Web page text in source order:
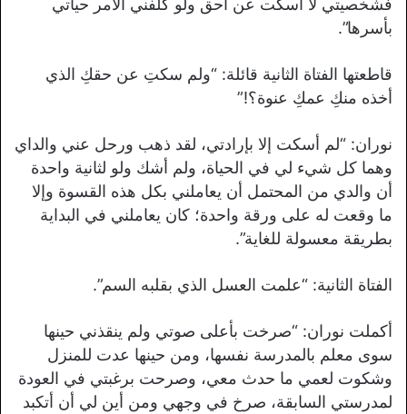
بأسرها”.
قاطعتها الفتاة الثانية قائلة: “ولم سكتِ عن حقكِ الذي
أخذه منكِ عمكِ عنوة؟!”
نوران: “لم أسكت إلا بإرادتي، لقد ذهب ورحل عني والداي
وهما كل شيء لي في الحياة، ولم أشك ولو لثانية واحدة
أن والدي من المحتمل أن يعاملني بكل هذه القسوة وإلا
ما وقعت له على ورقة واحدة؛ كان يعاملني في البداية
بطريقة معسولة للغاية”.
الفتاة الثانية: “علمت العسل الذي بقلبه السم”.
أكملت نوران: “صرخت بأعلى صوتي ولم ينقذني حينها
سوى معلم بالمدرسة نفسها، ومن حينها عدت للمنزل
وشكوت لعمي ما حدث معي، وصرحت برغبتي في العودة
لمدرستي السابقة، صرخ في وجهي ومن أين لي أن أتكبد